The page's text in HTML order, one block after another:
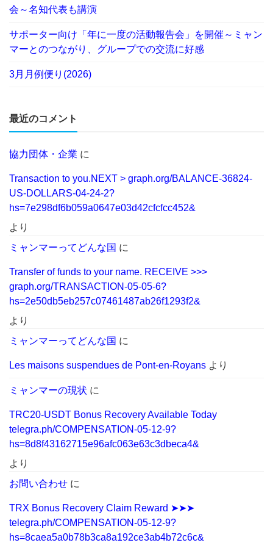
会～名知代表も講演
サポーター向け「年に一度の活動報告会」を開催～ミャン
マーとのつながり、グループでの交流に好感
3月月例便り(2026)
最近のコメント
協力団体・企業 に
Transaction to you.NEXT > graph.org/BALANCE-36824-
US-DOLLARS-04-24-2?
hs=7e298df6b059a0647e03d42cfcfcc452&
より
ミャンマーってどんな国 に
Transfer of funds to your name. RECEIVE >>>
graph.org/TRANSACTION-05-05-6?
hs=2e50db5eb257c07461487ab26f1293f2&
より
ミャンマーってどんな国 に
Les maisons suspendues de Pont-en-Royans より
ミャンマーの現状 に
TRC20-USDT Bonus Recovery Available Today
telegra.ph/COMPENSATION-05-12-9?
hs=8d8f43162715e96afc063e63c3dbeca4&
より
お問い合わせ に
TRX Bonus Recovery Claim Reward ➤➤➤
telegra.ph/COMPENSATION-05-12-9?
hs=8caea5a0b78b3ca8a192ce3ab4b72c6c&